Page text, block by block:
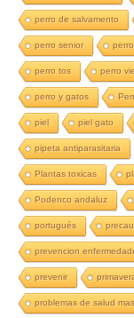
perro de salvamento
perro senior
perro tos perro
perro y gatos
piel piel gato
pipeta antiparasitaria
Plantas toxicas
Podenco andaluz
portugués
prevencion
prevenir
problemas de salud